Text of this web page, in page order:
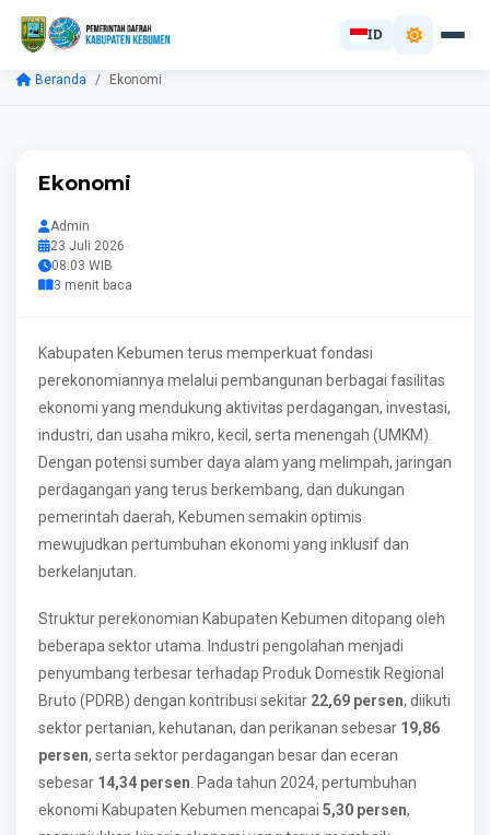
ID
Beranda Ekonomi
Ekonomi
Admin
23 Juli 2026
08:03 WIB
3 menit baca
Kabupaten Kebumen terus memperkuat fondasi
perekonomiannya melalui pembangunan berbagai fasilitas
ekonomi yang mendukung aktivitas perdagangan, investasi,
industri, dan usaha mikro, kecil, serta menengah (UMKM).
Dengan potensi sumber daya alam yang melimpah, jaringan
perdagangan yang terus berkembang, dan dukungan
pemerintah daerah, Kebumen semakin optimis
mewujudkan pertumbuhan ekonomi yang inklusif dan
berkelanjutan.
Struktur perekonomian Kabupaten Kebumen ditopang oleh
beberapa sektor utama. Industri pengolahan menjadi
penyumbang terbesar terhadap Produk Domestik Regional
Bruto (PDRB) dengan kontribusi sekitar 22,69 persen, diikuti
sektor pertanian, kehutanan, dan perikanan sebesar 19,86
persen, serta sektor perdagangan besar dan eceran
sebesar 14,34 persen . Pada tahun 2024, pertumbuhan
ekonomi Kabupaten Kebumen mencapai 5,30 persen,